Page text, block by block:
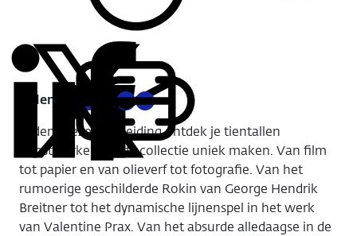
Delen:
Deel
via
LinkedIn
Deel
via
X
Deel
Facebook
Deel
via
E-
mail
Kopieer
deze
URL
Tijdens deze rondleiding ontdek je tientallen
kunstwerken die de collectie uniek maken. Van film
tot papier en van olieverf tot fotografie. Van het
rumoerige geschilderde Rokin van George Hendrik
Breitner tot het dynamische lijnenspel in het werk
van Valentine Prax. Van het absurde alledaagse in de